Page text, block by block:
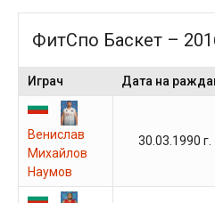
ФитСпо Баскет –
Играч Дата на
Венислав
Михайлов
Наумов
30.03.1990 г.